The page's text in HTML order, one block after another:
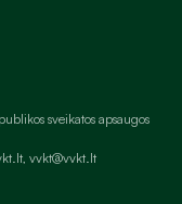
sveikatos apsaugos
vvkt@vvkt.lt